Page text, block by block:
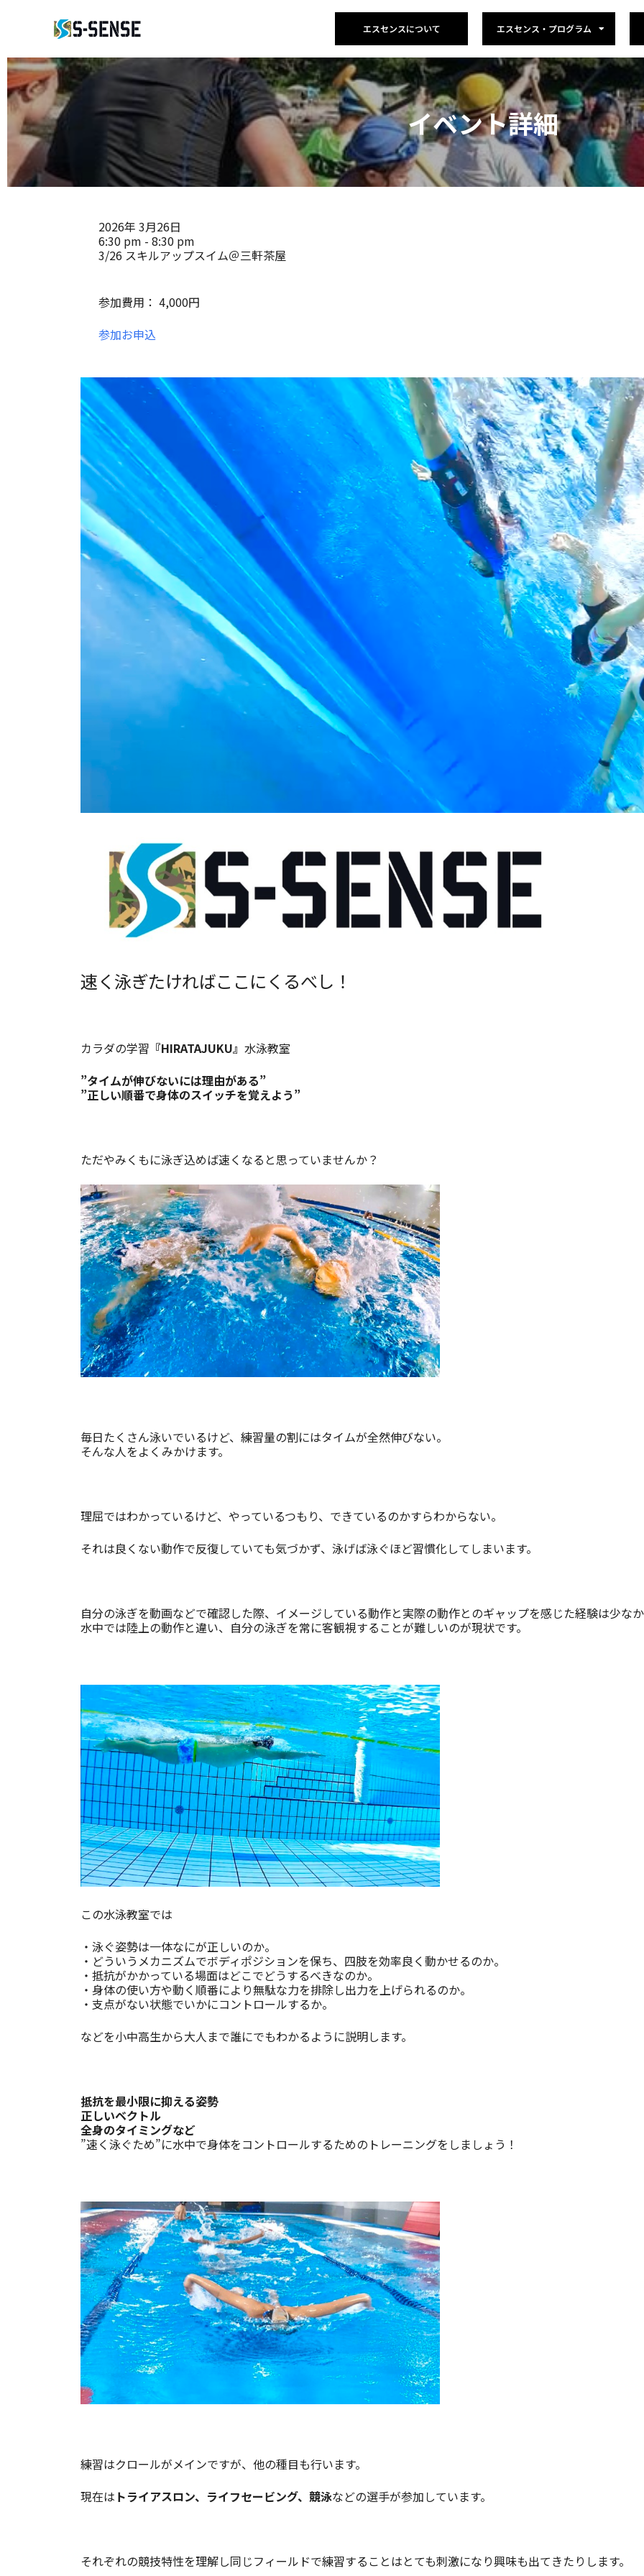
エスセンスについて エスセンス・プログラム
イベント詳細
2026年 3月26日
6:30 pm - 8:30 pm
3/26 スキルアップスイム＠三軒茶屋
参加費用： 4,000円
参加お申込
速く泳ぎたければここにくるべし！
カラダの学習 『HIRATAJUKU』 水泳教室
”タイムが伸びないには理由がある”
”正しい順番で身体のスイッチを覚えよう”
ただやみくもに泳ぎ込めば速くなると思っていませんか？
毎日たくさん泳いでいるけど、練習量の割にはタイムが全然伸びない。
そんな人をよくみかけます。
理屈ではわかっているけど、やっているつもり、できているのかすらわからない。
それは良くない動作で反復していても気づかず、泳げば泳ぐほど習慣化してしまいます。
自分の泳ぎを動画などで確認した際、イメージしている動作と実際の動作とのギャップを感じた経験は少な
水中では陸上の動作と違い、自分の泳ぎを常に客観視することが難しいのが現状です。
この水泳教室では
・泳ぐ姿勢は一体なにが正しいのか。
・どういうメカニズムでボディポジションを保ち、四肢を効率良く動かせるのか。
・抵抗がかかっている場面はどこでどうするべきなのか。
・身体の使い方や動く順番により無駄な力を排除し出力を上げられるのか。
・支点がない状態でいかにコントロールするか。
などを小中高生から大人まで誰にでもわかるように説明します。
抵抗を最小限に抑える姿勢
正しいベクトル
全身のタイミングなど
”速く泳ぐため”に水中で身体をコントロールするためのトレーニングをしましょう！
練習はクロールがメインですが、他の種目も行います。
現在は トライアスロン、ライフセービング、競泳などの選手が参加しています。
それぞれの競技特性を理解し同じフィールドで練習することはとても刺激になり興味も出てきたりします。